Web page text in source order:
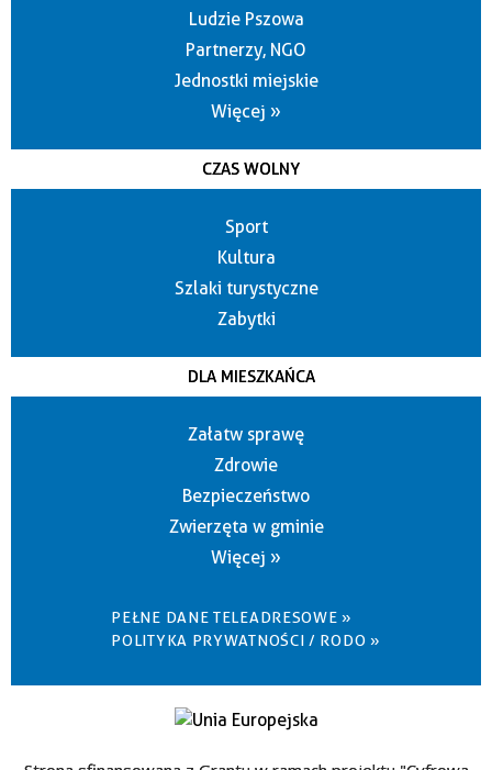
Ludzie Pszowa
Partnerzy, NGO
Jednostki miejskie
Więcej »
CZAS WOLNY
Sport
Kultura
Szlaki turystyczne
Zabytki
DLA MIESZKAŃCA
Załatw sprawę
Zdrowie
Bezpieczeństwo
Zwierzęta w gminie
Więcej »
PEŁNE DANE TELEADRESOWE »
POLITYKA PRYWATNOŚCI / RODO »